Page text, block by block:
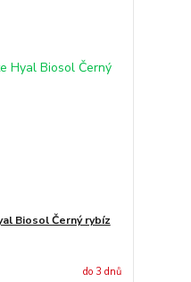
Biosol Černý rybíz
do 3 dnů